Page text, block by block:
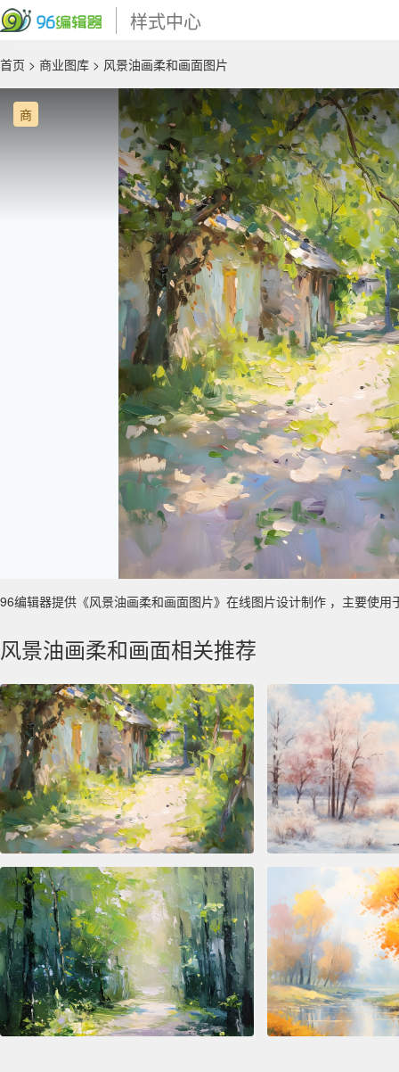
样式中心
首页 > 商业图库 > 风景油画柔和画面图片
商
96编辑器提供《风景油画柔和画面图片》在线图片设计制作 ，主要使
风景油画柔和画面相关推荐